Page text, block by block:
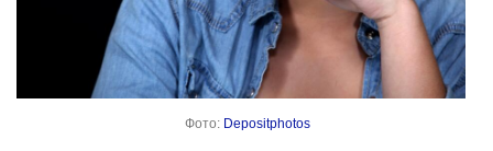
Фото: Depositphotos